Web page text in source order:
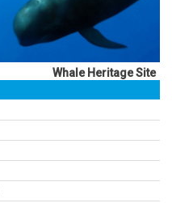
Whale Heritage Site